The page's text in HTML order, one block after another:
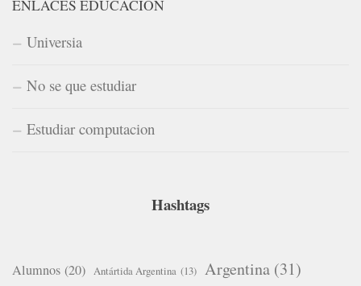
ENLACES EDUCACIÓN
Universia
No se que estudiar
Estudiar computacion
Hashtags
Alumnos (20) Antártida Argentina (13) Argentina (31)